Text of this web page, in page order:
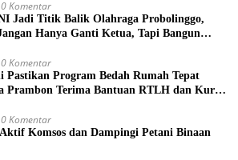
0 Komentar
Jadi Titik Balik Olahraga Probolinggo,
Hanya Ganti Ketua, Tapi Bangun
0 Komentar
Pastikan Program Bedah Rumah Tepat
Prambon Terima Bantuan RTLH dan Kursi
0 Komentar
Komsos dan Dampingi Petani Binaan